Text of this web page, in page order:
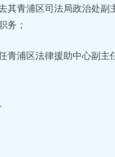
其青浦区司法局政治处副
务；
青浦区法律援助中心副主